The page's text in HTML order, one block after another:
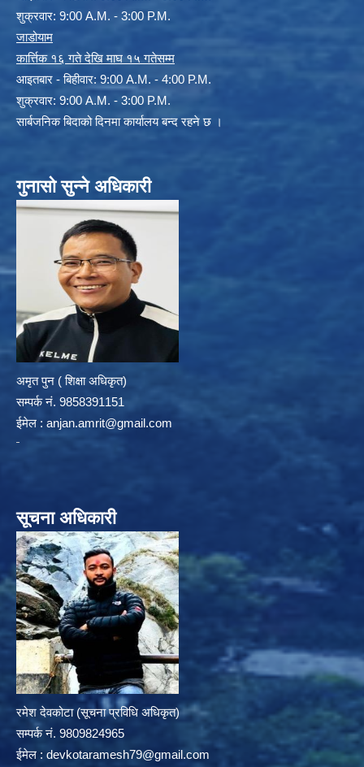
शुक्रवार: 9:00 A.M. - 3:00 P.M.
जाडोयाम
कार्त्तिक १६ गते देखि माघ १५ गतेसम्म
आइतबार - बिहीवार: 9:00 A.M. - 4:00 P.M.
शुक्रवार: 9:00 A.M. - 3:00 P.M.
सार्बजनिक बिदाको दिनमा कार्यालय बन्द रहने छ ।
गुनासो सुन्ने अधिकारी
अमृत पुन ( शिक्षा अधिकृत)
सम्पर्क न‌ं. 9858391151
ईमेल : anjan.amrit@gmail.com
सूचना अधिकारी
रमेश देवकोटा (सूचना प्रविधि अधिकृत)
सम्पर्क न‌ं. 9809824965
ईमेल : devkotaramesh79@gmail.com